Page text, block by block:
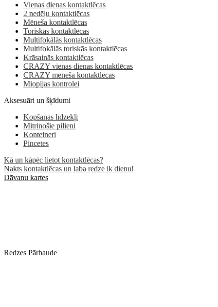
Vienas dienas kontaktlēcas
2 nedēļu kontaktlēcas
Mēneša kontaktlēcas
Toriskās kontaktlēcas
Multifokālās kontaktlēcas
Multifokālās toriskās kontaktlēcas
Krāsainās kontaktlēcas
CRAZY vienas dienas kontaktlēcas
CRAZY mēneša kontaktlēcas
Miopijas kontrolei
Aksesuāri un šķīdumi
Kopšanas līdzekļi
Mitrinošie pilieni
Konteineri
Pincetes
Kā un kāpēc lietot kontaktlēcas?
Nakts kontaktlēcas un laba redze ik dienu!
Dāvanu kartes
Redzes Pārbaude